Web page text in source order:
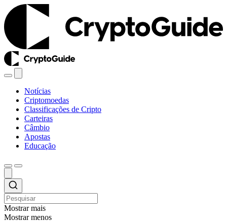
Notícias
Criptomoedas
Classificações de Cripto
Carteiras
Câmbio
Apostas
Educação
Mostrar mais
Mostrar menos